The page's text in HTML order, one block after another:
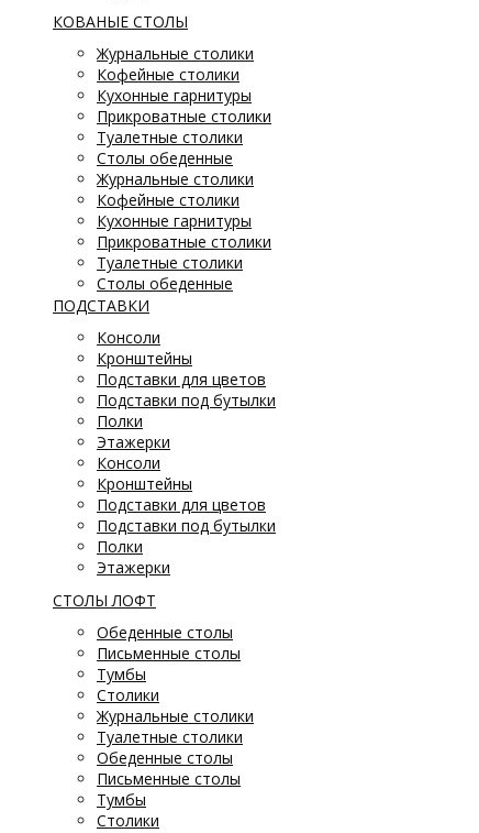
КОВАНЫЕ СТОЛЫ
Журнальные столики
Кофейные столики
Кухонные гарнитуры
Прикроватные столики
Туалетные столики
Столы обеденные
Журнальные столики
Кофейные столики
Кухонные гарнитуры
Прикроватные столики
Туалетные столики
Столы обеденные
ПОДСТАВКИ
Консоли
Кронштейны
Подставки для цветов
Подставки под бутылки
Полки
Этажерки
Консоли
Кронштейны
Подставки для цветов
Подставки под бутылки
Полки
Этажерки
СТОЛЫ ЛОФТ
Обеденные столы
Письменные столы
Тумбы
Столики
Журнальные столики
Туалетные столики
Обеденные столы
Письменные столы
Тумбы
Столики